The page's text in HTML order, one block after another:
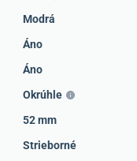
Modrá
Áno
Áno
Okrúhle
52 mm
Strieborné